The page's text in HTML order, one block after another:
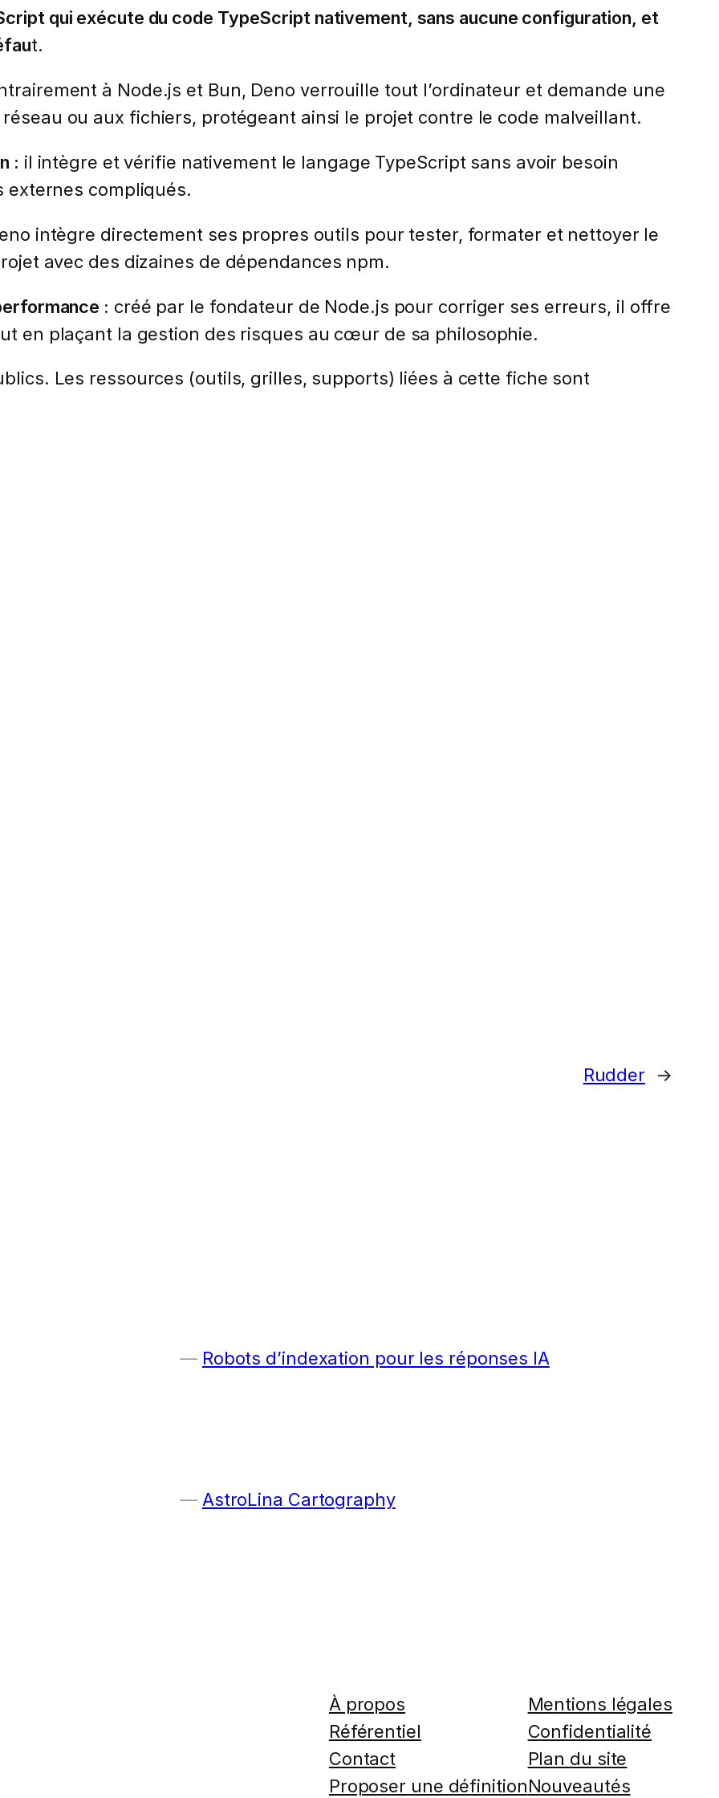
qui exécute du code TypeScript nativement, sans aucune configuration, et
t.
à Node.js et Bun, Deno verrouille tout l’ordinateur et demande une
ou aux fichiers, protégeant ainsi le projet contre le code malveillant.
: il intègre et vérifie nativement le langage TypeScript sans avoir besoin
externes compliqués.
intègre directement ses propres outils pour tester, formater et nettoyer le
avec des dizaines de dépendances npm.
: créé par le fondateur de Node.js pour corriger ses erreurs, il offre
en plaçant la gestion des risques au cœur de sa philosophie.
Les ressources (outils, grilles, supports) liées à cette fiche sont
Rudder →
Robots d’indexation pour les réponses IA
AstroLina Cartography
À propos
Référentiel
Contact
Proposer une définition
Mentions légales
Confidentialité
Plan du site
Nouveautés